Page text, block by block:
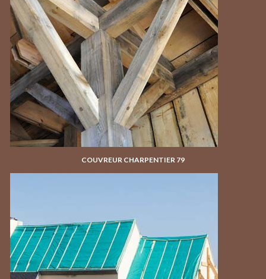
COUVREUR CHARPENTIER 79